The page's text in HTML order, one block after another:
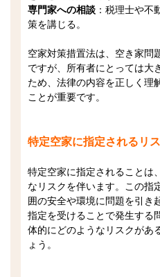
専門家への相談 ：税理士や不
策を講じる。
空家対策措置法は、空き家問
ですが、所有者にとっては大
ため、法律の内容を正しく理
ことが重要です。
特定空家に指定されるリ
特定空家に指定されることは
なリスクを伴います。この指
囲の安全や環境に問題を引き
指定を受けることで発生する
体的にどのようなリスクがあ
ょう。